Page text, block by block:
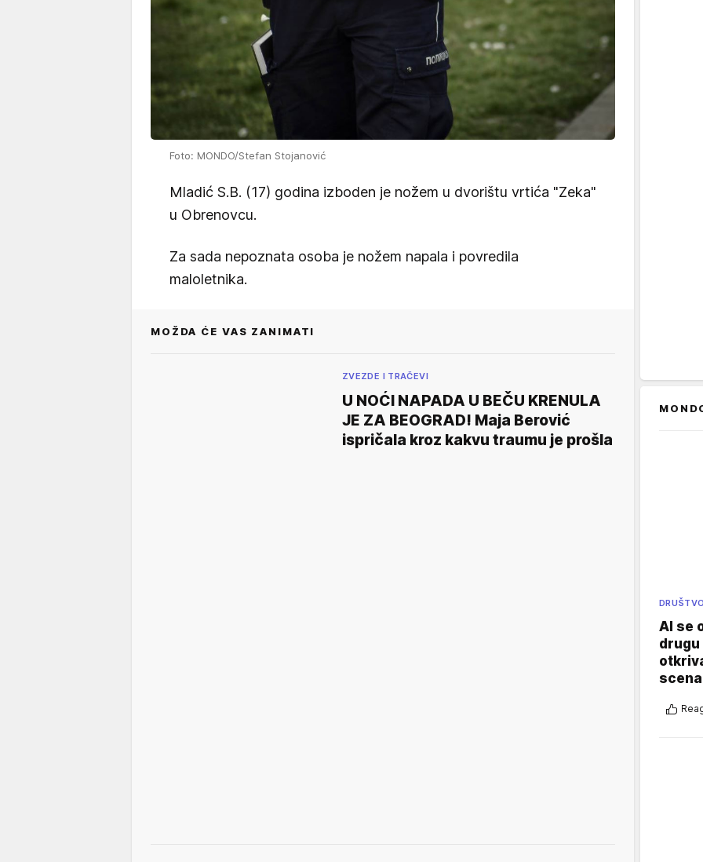
Foto: MONDO/Stefan Stojanović
Mladić S.B. (17) godina izboden je nožem u dvorištu vrtića "Zeka"
u Obrenovcu.
Za sada nepoznata osoba je nožem napala i povredila
maloletnika.
MOŽDA ĆE VAS ZANIMATI
ZVEZDE I TRAČEVI
U NOĆI NAPADA U BEČU KRENULA
JE ZA BEOGRAD! Maja Berović
ispričala kroz kakvu traumu je prošla
DRUŠTVO
AI se